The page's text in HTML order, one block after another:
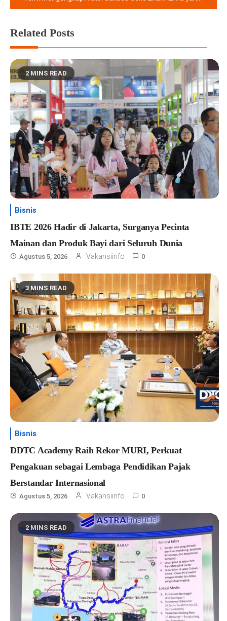
Related Posts
2 MINS READ
Bisnis
IBTE 2026 Hadir di Jakarta, Surganya Pecinta
Mainan dan Produk Bayi dari Seluruh Dunia
Agustus 5, 2026 Vakansiinfo 0
3 MINS READ
Bisnis
DDTC Academy Raih Rekor MURI, Perkuat
Pengakuan sebagai Lembaga Pendidikan Pajak
Berstandar Internasional
Agustus 5, 2026 Vakansiinfo 0
2 MINS READ